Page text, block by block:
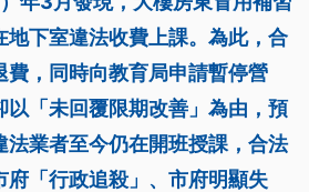
地下室違法收費上課。為此，合
費，同時向教育局申請暫停營
以「未回覆限期改善」為由，預
法業者至今仍在開班授課，合法
府「行政追殺」、市府明顯失